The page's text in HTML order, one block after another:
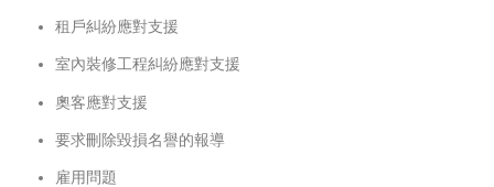
租戶糾紛應對支援
室內裝修工程糾紛應對支援
奧客應對支援
要求刪除毀損名譽的報導
雇用問題